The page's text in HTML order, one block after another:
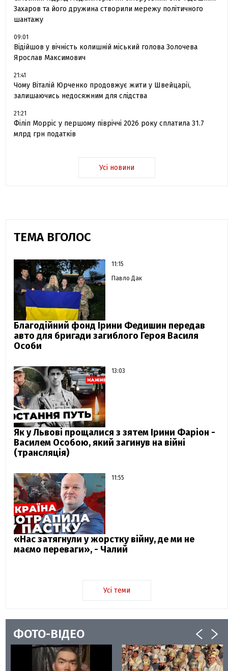
Захаров та його дружина створили мережу політичного
шантажу
09:01
Відійшов у вічність колишній міський голова Золочева
Ярослав Максимович
21:41
Чому Віталій Юрченко продовжує жити у Швейцарії,
залишаючись недосяжним для слідства
21:21
Філіп Морріс у першому півріччі 2026 року сплатила 31.7
млрд грн податків
Усі новини
ТЕМА ВГОЛОС
11:15
Павло Дак
Благодійний фонд Ірини Федишин передав
авто для бригади загиблого Героя Василя
Особи
13:03
Як у Львові прощалися з зятем Ірини Фаріон -
Василем Особою, який загинув на війні
(трансляція)
11:55
«Нас затягнули у жорстку війну, де ми не
маємо переваги», - Чалий
Усі теми
ФОТО-ВІДЕО